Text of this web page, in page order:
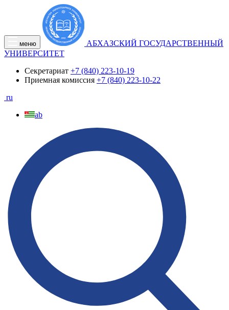
меню
АБХАЗСКИЙ ГОСУДАРСТВЕННЫЙ
УНИВЕРСИТЕТ
Секретариат +7 (840) 223-10-19
Приемная комиссия +7 (840) 223-10-22
ru
ab